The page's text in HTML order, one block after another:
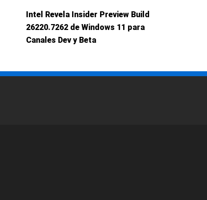
Intel Revela Insider Preview Build
26220.7262 de Windows 11 para
Canales Dev y Beta